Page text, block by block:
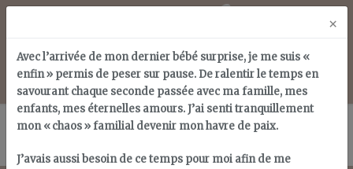
Skip
×
Avec l’arrivée de mon dernier bébé surprise, je me suis «
enfin » permis de peser sur pause. De ralentir le temps en
savourant chaque seconde passée avec ma famille, mes
enfants, mes éternelles amours. J’ai senti tranquillement
mon « chaos » familial devenir mon havre de paix.
J’avais aussi besoin de ce temps pour moi afin de me